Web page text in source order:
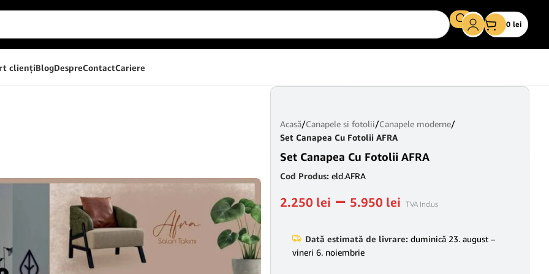
0 lei
clienţiBlogDespreContactCariere
Acasă/Canapele si fotolii/Canapele moderne/
Set Canapea Cu Fotolii AFRA
Set Canapea Cu Fotolii AFRA
Cod Produs: eld.AFRA
2.250 lei – 5.950 lei TVA Inclus
Dată estimată de livrare: duminică 23. august –
vineri 6. noiembrie